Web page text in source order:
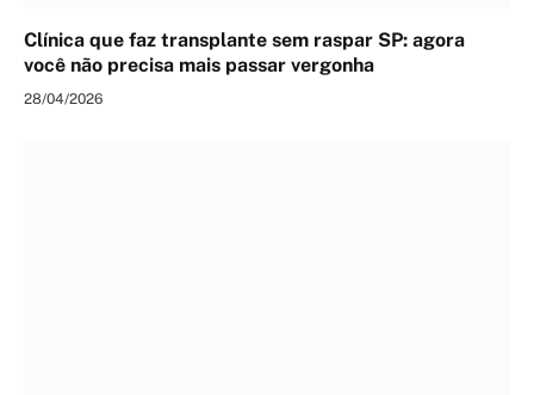
Clínica que faz transplante sem raspar SP: agora
você não precisa mais passar vergonha
28/04/2026